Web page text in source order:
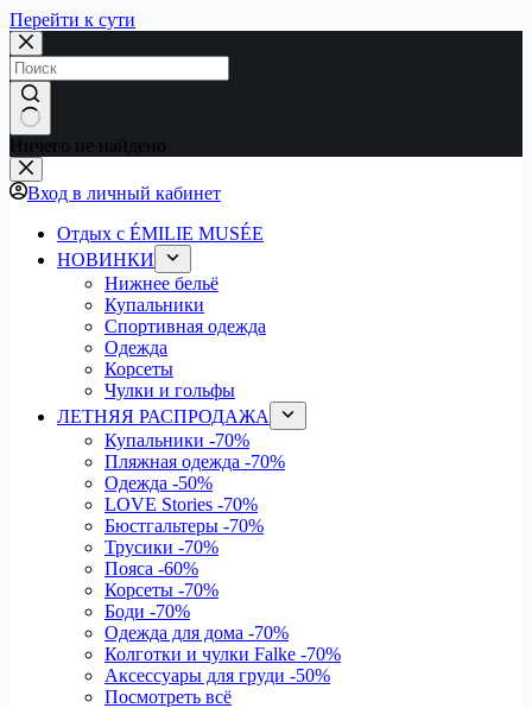
Перейти к сути
Ничего не найдено
Вход в личный кабинет
Отдых с ÉMILIE MUSÉE
НОВИНКИ
Нижнее бельё
Купальники
Спортивная одежда
Одежда
Корсеты
Чулки и гольфы
ЛЕТНЯЯ РАСПРОДАЖА
Купальники -70%
Пляжная одежда -70%
Одежда -50%
LOVE Stories -70%
Бюстгальтеры -70%
Трусики -70%
Пояса -60%
Корсеты -70%
Боди -70%
Одежда для дома -70%
Колготки и чулки Falke -70%
Аксессуары для груди -50%
Посмотреть всё